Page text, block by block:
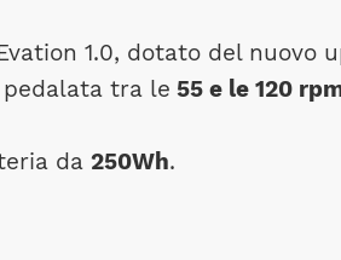
1.0, dotato del
tra le 55 e le 120
da 250Wh.